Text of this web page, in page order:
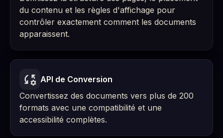
du contenu et les règles d'affichage pour
contrôler exactement comment les documents
apparaissent.
API de Conversion
Convertissez des documents vers plus de 200
formats avec une compatibilité et une
accessibilité complètes.